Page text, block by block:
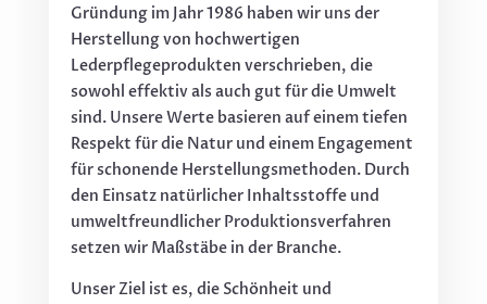
Gründung im Jahr 1986 haben wir uns der
Herstellung von hochwertigen
Lederpflegeprodukten verschrieben, die
sowohl effektiv als auch gut für die Umwelt
sind. Unsere Werte basieren auf einem tiefen
Respekt für die Natur und einem Engagement
für schonende Herstellungsmethoden. Durch
den Einsatz natürlicher Inhaltsstoffe und
umweltfreundlicher Produktionsverfahren
setzen wir Maßstäbe in der Branche.
Unser Ziel ist es, die Schönheit und